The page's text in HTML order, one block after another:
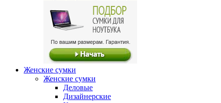
Женские сумки
Женские сумки
Деловые
Дизайнерские